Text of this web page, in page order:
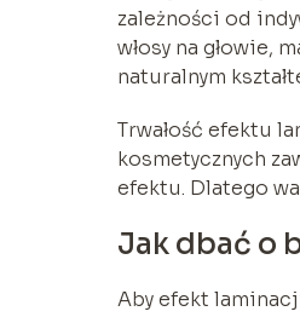
zależności od
włosy na głowie,
naturalnym
Trwałość efektu
kosmetycznych
efektu. Dlatego
Jak dbać o
Aby efekt